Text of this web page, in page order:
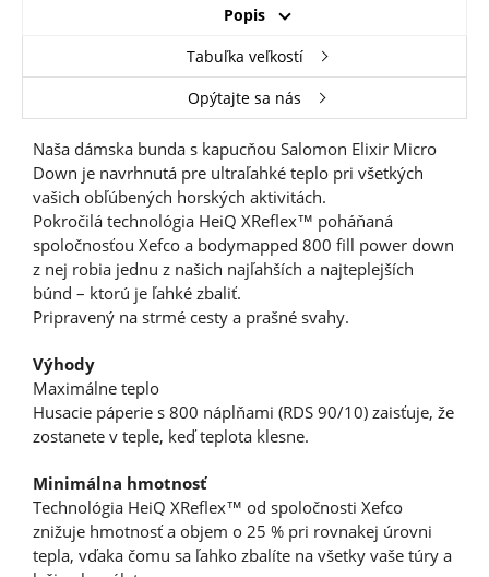
Popis
Tabuľka veľkostí
Opýtajte sa nás
Naša dámska bunda s kapucňou Salomon Elixir Micro
Down je navrhnutá pre ultraľahké teplo pri všetkých
vašich obľúbených horských aktivitách.
Pokročilá technológia HeiQ XReflex™ poháňaná
spoločnosťou Xefco a bodymapped 800 fill power down
z nej robia jednu z našich najľahších a najteplejších
búnd – ktorú je ľahké zbaliť.
Pripravený na strmé cesty a prašné svahy.
Výhody
Maximálne teplo
Husacie páperie s 800 náplňami (RDS 90/10) zaisťuje, že
zostanete v teple, keď teplota klesne.
Minimálna hmotnosť
Technológia HeiQ XReflex™ od spoločnosti Xefco
znižuje hmotnosť a objem o 25 % pri rovnakej úrovni
tepla, vďaka čomu sa ľahko zbalíte na všetky vaše túry a